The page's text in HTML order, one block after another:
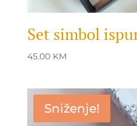
Set simbol
45.00 KM
Sniženje!